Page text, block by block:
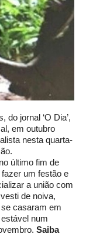
do jornal ‘O Dia’,
em outubro
nesta quarta-
último fim de
um festão e
a união com
de noiva,
casaram em
num
Saiba